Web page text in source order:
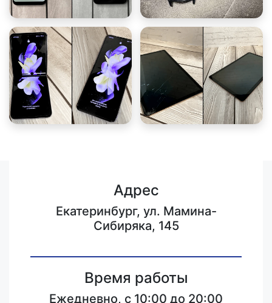
Адрес
Екатеринбург, ул. Мамина-
Сибиряка, 145
Время работы
Ежедневно, с 10:00 до 20:00